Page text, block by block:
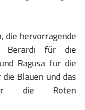
die hervorragende
Berardi für die
Ragusa für die
Blauen und das
die Roten